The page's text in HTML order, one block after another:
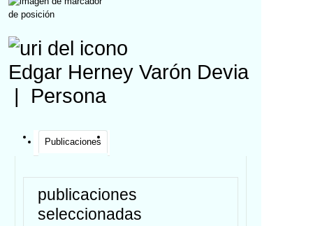
Edgar Herney Varón Devia
Persona
Publicaciones
publicaciones
seleccionadas